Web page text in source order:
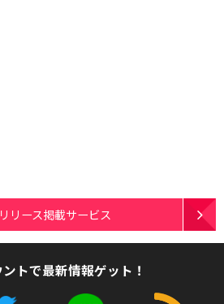
リース掲載サービス
トで最新情報ゲット！